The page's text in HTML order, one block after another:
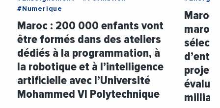
#Numerique
Maroc : 200 000 enfants vont
être formés dans des ateliers
dédiés à la programmation, à
la robotique et à l’intelligence
artificielle avec l’Université
Mohammed VI Polytechnique
Maroc